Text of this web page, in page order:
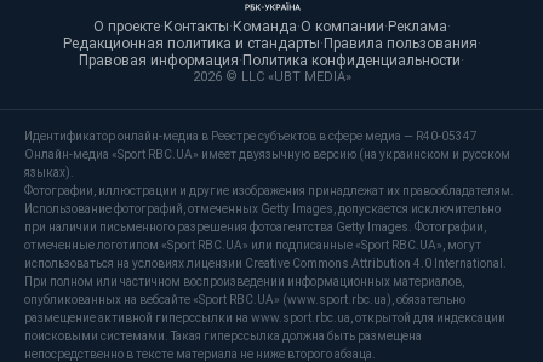
О проекте·Контакты·Команда·О компании·Реклама·
Редакционная политика и стандарты·Правила пользования·
Правовая информация·Политика конфиденциальности·
2026 © LLC «UBT MEDIA»
Идентификатор онлайн-медиа в Реестре субъектов в сфере медиа — R40-05347
Онлайн-медиа «Sport RBC.UA» имеет двуязычную версию (на украинском и русском
языках).
Фотографии, иллюстрации и другие изображения принадлежат их правообладателям.
Использование фотографий, отмеченных Getty Images, допускается исключительно
при наличии письменного разрешения фотоагентства Getty Images. Фотографии,
отмеченные логотипом «Sport RBC.UA» или подписанные «Sport RBC.UA», могут
использоваться на условиях лицензии Creative Commons Attribution 4.0 International.
При полном или частичном воспроизведении информационных материалов,
опубликованных на вебсайте «Sport RBC.UA» (www.sport.rbc.ua), обязательно
размещение активной гиперссылки на www.sport.rbc.ua, открытой для индексации
поисковыми системами. Такая гиперссылка должна быть размещена
непосредственно в тексте материала не ниже второго абзаца.